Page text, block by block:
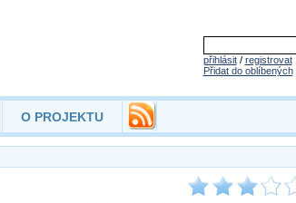
přihlásit/ registrovat
Přidat do oblíbených
O PROJEKTU